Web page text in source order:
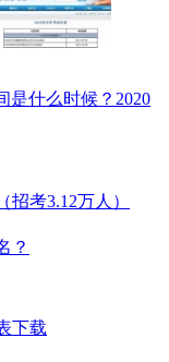
是什么时候？2020
考3.12万人）
？
下载